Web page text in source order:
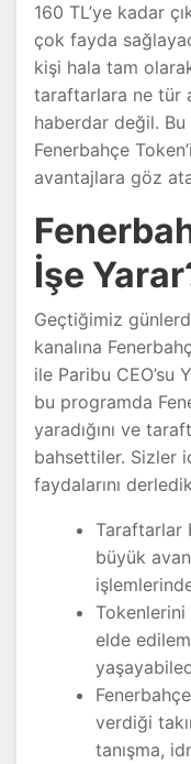
160 TL’ye kadar
çok fayda
kişi hala tam
taraftarlara ne tür
haberdar değil. Bu
Fenerbahçe
avantajlara göz
İşe
Geçtiğimiz
kanalına
ile Paribu CEO’su
bu programda
yaradığını ve
bahsettiler. Sizler
faydalarını
Taraftarlar
büyük
elde
verdiği
tanışma,